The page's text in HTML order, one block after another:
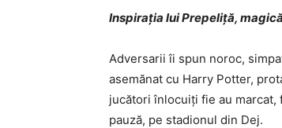
Inspiraţia lui Prepeliţă,
Adversarii îi spun noroc,
asemănat cu Harry Potter,
jucători înlocuiţi fie au
pauză, pe stadionul din Dej.